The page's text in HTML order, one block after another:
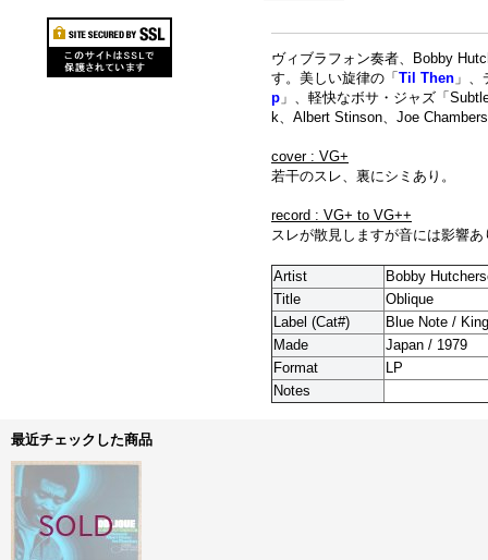
ヴィブラフォン奏者、Bobby
す。美しい旋律の「 Til Then 」
p 」、軽快なボサ・ジャズ「
k、Albert Stinson、Joe
cover : VG+
若干のスレ、裏にシミあり。
record : VG+ to VG++
スレが散見しますが音には影響あ
Artist
Bobby
Title
Oblique
Label (Cat#)
Blue Note /
Made
Japan / 1979
Format
LP
Notes
最近チェックした商品